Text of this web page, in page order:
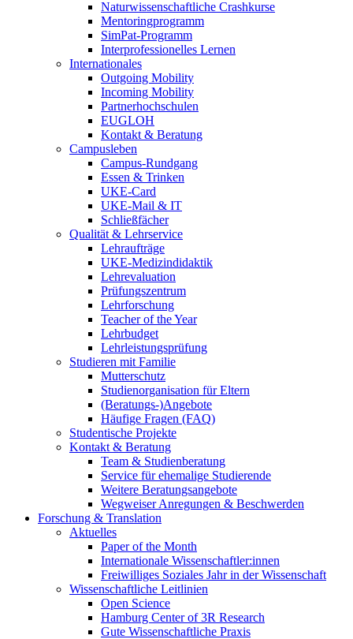
Naturwissenschaftliche Crashkurse
Mentoringprogramm
SimPat-Programm
Interprofessionelles Lernen
Internationales
Outgoing Mobility
Incoming Mobility
Partnerhochschulen
EUGLOH
Kontakt & Beratung
Campusleben
Campus-Rundgang
Essen & Trinken
UKE-Card
UKE-Mail & IT
Schließfächer
Qualität & Lehrservice
Lehraufträge
UKE-Medizindidaktik
Lehrevaluation
Prüfungszentrum
Lehrforschung
Teacher of the Year
Lehrbudget
Lehrleistungsprüfung
Studieren mit Familie
Mutterschutz
Studienorganisation für Eltern
(Beratungs-)Angebote
Häufige Fragen (FAQ)
Studentische Projekte
Kontakt & Beratung
Team & Studienberatung
Service für ehemalige Studierende
Weitere Beratungsangebote
Wegweiser Anregungen & Beschwerden
Forschung & Translation
Aktuelles
Paper of the Month
Internationale Wissenschaftler:innen
Freiwilliges Soziales Jahr in der Wissenschaft
Wissenschaftliche Leitlinien
Open Science
Hamburg Center of 3R Research
Gute Wissenschaftliche Praxis